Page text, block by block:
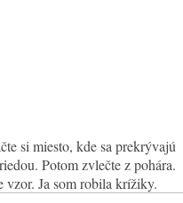
si miesto, kde sa prekrývajú
Potom zvlečte z pohára.
Ja som robila krížiky.